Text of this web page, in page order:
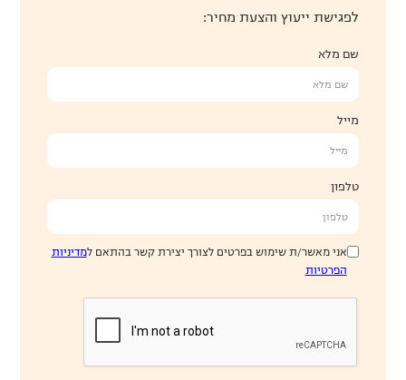
לפגישת ייעוץ והצעת מחיר:
שם מלא
מייל
טלפון
אני מאשר/ת שימוש בפרטים לצורך יצירת קשר בהתאם למדיניות
הפרטיות